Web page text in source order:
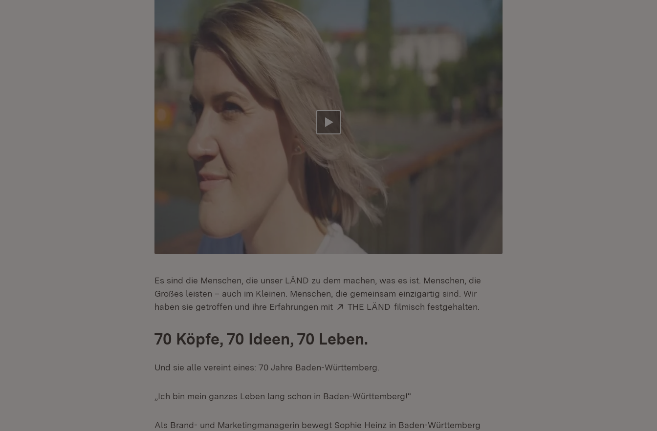
Video abspielen
Es sind die Menschen, die unser LÄND zu dem machen, was es ist. Menschen, die
Großes leisten – auch im Kleinen. Menschen, die gemeinsam einzigartig sind. Wir
haben sie getroffen und ihre Erfahrungen mit
Extern:
THE LÄND (Öffnet in neuem Fenster)
filmisch festgehalten.
70 Köpfe, 70 Ideen, 70 Leben.
Und sie alle vereint eines: 70 Jahre Baden-Württemberg.
„Ich bin mein ganzes Leben lang schon in Baden-Württemberg!“
Als Brand- und Marketingmanagerin bewegt Sophie Heinz in Baden-Württemberg